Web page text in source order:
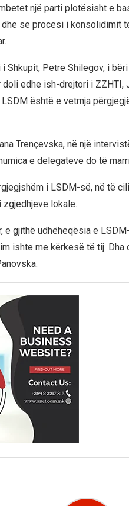
një parti plotësisht e
se procesi i konsolidimit
i Shkupit, Petre Shilegov, i
edhe ish-drejtori i
është e vetmja
Trençevska, në një
e delegatëve do të
i LSDM-së, në të
lokale.
e gjithë udhëheqësia e
ishte me kërkesë të tij. Dha